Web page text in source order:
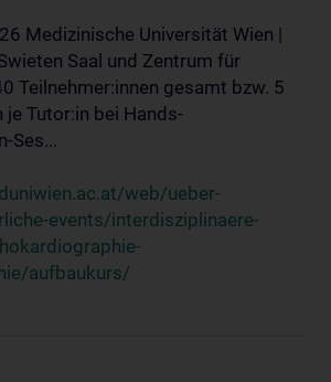
Medizinische Universität Wien |
Saal und Zentrum für
Teilnehmer:innen gesamt bzw. 5
je Tutor:in bei Hands-
Ses...
web/ueber-
events/interdisziplinaere-
aufbaukurs/